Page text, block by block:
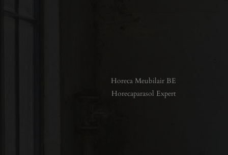
Horeca Meubilair BE
Horecaparasol Expert